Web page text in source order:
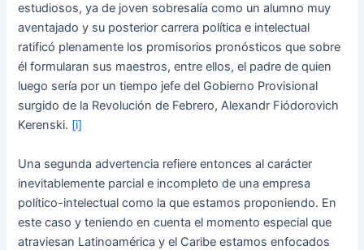
estudiosos, ya de joven sobresalía como un alumno muy
aventajado y su posterior carrera política e intelectual
ratificó plenamente los promisorios pronósticos que sobre
él formularan sus maestros, entre ellos, el padre de quien
luego sería por un tiempo jefe del Gobierno Provisional
surgido de la Revolución de Febrero, Alexandr Fiódorovich
Kerenski. [i]
Una segunda advertencia refiere entonces al carácter
inevitablemente parcial e incompleto de una empresa
político-intelectual como la que estamos proponiendo. En
este caso y teniendo en cuenta el momento especial que
atraviesan Latinoamérica y el Caribe estamos enfocados